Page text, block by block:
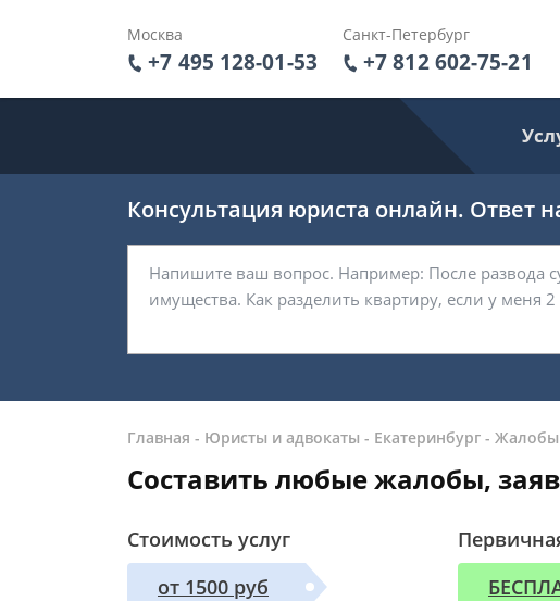
Москва
+7 495 128-01-53
Санкт-Петербург
+7 812 602-75-21
Консультация юриста онлайн. Ответ
Главная - Юристы и адвокаты - Екатеринбург - Жалобы
Составить любые жалобы,
Стоимость услуг
от 1500 руб